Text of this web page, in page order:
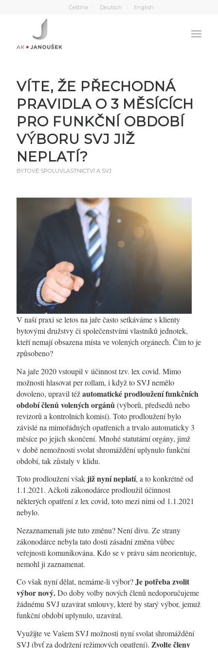
Čeština Deutsch English
VÍTE, ŽE PŘECHODNÁ
PRAVIDLA O 3 MĚSÍCÍCH
PRO FUNKČNÍ OBDOBÍ
VÝBORU SVJ JIŽ
NEPLATÍ?
BYTOVÉ SPOLUVLASTNICTVÍ A SVJ
V naší praxi se letos na jaře často setkáváme s klienty
bytovými družstvy či společenstvími vlastníků jednotek,
kteří nemají obsazena místa ve volených orgánech. Čím to je
způsobeno?
Na jaře 2020 vstoupil v účinnost tzv. lex covid. Mimo
možnosti hlasovat per rollam, i když to SVJ nemělo
dovoleno, upravil téžautomatické prodloužení funkčních
období členů volených orgánů (výborů, předsedů nebo
revizorů a kontrolních komisí). Toto prodloužení bylo
závislé na mimořádných opatřeních a trvalo automaticky 3
měsíce po jejich skončení. Mnohé statutární orgány, jimž
v době nemožnosti svolat shromáždění uplynulo funkční
období, tak zůstaly v klidu.
Toto prodloužení však již nyní neplatí, a to konkrétně od
1.1.2021. Ačkoli zákonodárce prodloužil účinnost
některých opatření z lex covid, toto mezi nimi od 1.1.2021
nebylo.
Nezaznamenali jste tuto změnu? Není divu. Ze strany
zákonodárce nebyla tato dosti zásadní změna vůbec
veřejnosti komunikována. Kdo se v právu sám neorientuje,
nemohl ji zaznamenat.
Co však nyní dělat, nemáme-li výbor?Je potřeba zvolit
výbor nový.Do doby volby nových členů nedoporučujeme
žádnému SVJ uzavírat smlouvy, které by starý výbor, jemuž
funkční období uplynulo, uzavíral.
Využijte ve Vašem SVJ možnosti nyní svolat shromáždění
SVJ (byť za dodržení režimových opatření). Zvolte členy